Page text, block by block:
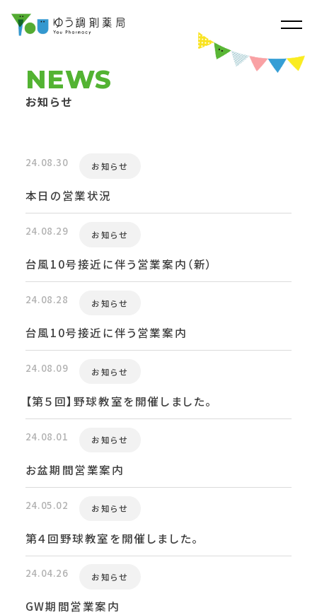
NEWS
お知らせ
24.08.30 お知らせ
本日の営業状況
24.08.29 お知らせ
台風10号接近に伴う営業案内（新）
24.08.28 お知らせ
台風10号接近に伴う営業案内
24.08.09 お知らせ
【第５回】野球教室を開催しました。
24.08.01 お知らせ
お盆期間営業案内
24.05.02 お知らせ
第４回野球教室を開催しました。
24.04.26 お知らせ
GW期間営業案内